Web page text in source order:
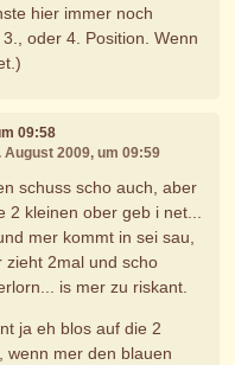
hier immer noch
oder 4. Position. Wenn
09:58
2009, um 09:59
schuss scho auch, aber
2 kleinen ober geb i net...
mer kommt in sei sau,
zieht 2mal und scho
is mer zu riskant.
ja eh blos auf die 2
wenn mer den blauen